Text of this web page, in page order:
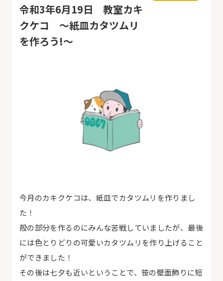
令和3年6月19日 教室カキ
クケコ ～紙皿カタツムリ
を作ろう!～
今月のカキクケコは、紙皿でカタツムリを作りまし
た！
殻の部分を作るのにみんな苦戦していましたが、最後
には色とりどりの可愛いカタツムリを作り上げること
ができました！
その後は七夕も近いということで、笹の壁面飾りに短